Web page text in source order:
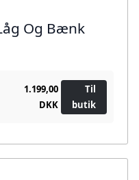
Og Bænk
1.199,00
DKK
Til
butik